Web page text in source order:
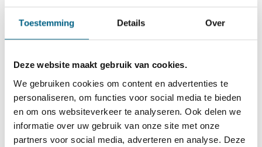
Toestemming Details Over
Deze website maakt gebruik van cookies.
We gebruiken cookies om content en advertenties te
personaliseren, om functies voor social media te bieden
en om ons websiteverkeer te analyseren. Ook delen we
informatie over uw gebruik van onze site met onze
partners voor social media, adverteren en analyse. Deze
Vrij van nitrieten, boraten, aminen en 2-
ethylhexaanzuur
Kleur: Transparant